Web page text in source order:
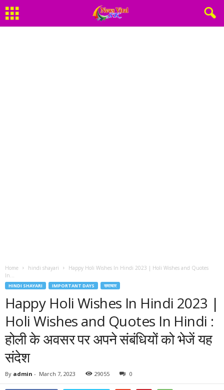
Home hindi shayari
Happy Holi Wishes In Hindi 2023 | Holi Wishes and Quotes
In...
HINDI SHAYARI IMPORTANT DAYS समाचार
Happy Holi Wishes In Hindi 2023 |
Holi Wishes and Quotes In Hindi :
होली के अवसर पर अपने संबंधियों को भेजें यह
संदेश
By admin - March 7, 2023 29055 0